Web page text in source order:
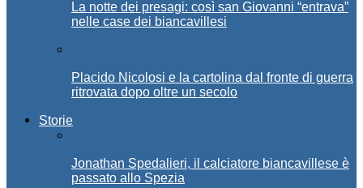
La notte dei presagi: così san Giovanni “entrava”
nelle case dei biancavillesi
Placido Nicolosi e la cartolina dal fronte di guerra
ritrovata dopo oltre un secolo
Storie
Jonathan Spedalieri, il calciatore biancavillese è
passato allo Spezia